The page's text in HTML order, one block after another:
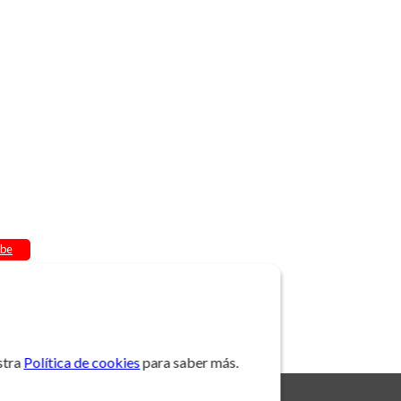
Política de cookiespara saber más.